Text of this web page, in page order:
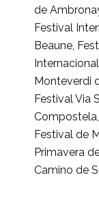
de
Festival
Beaune,
Monteverdi
Festival Via
Festival de
Primavera
Camino de